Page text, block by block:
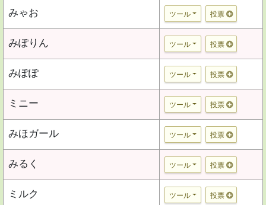
みゃお ツール 投票
みぽりん ツール 投票
みぽぽ ツール 投票
ミニー ツール 投票
みほガール ツール 投票
みるく ツール 投票
ミルク ツール 投票